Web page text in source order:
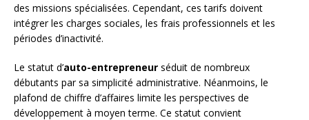
des missions spécialisées. Cependant, ces tarifs doivent
intégrer les charges sociales, les frais professionnels et les
périodes d’inactivité.
Le statut d’auto-entrepreneur séduit de nombreux
débutants par sa simplicité administrative. Néanmoins, le
plafond de chiffre d’affaires limite les perspectives de
développement à moyen terme. Ce statut convient